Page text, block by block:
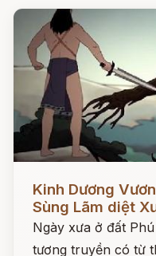
Kinh Dương
Sùng Lãm diệt
Ngày xưa ở đất
tương truyền có từ